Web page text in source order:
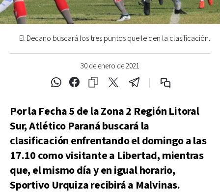
30 de enero de 2021
El Decano buscará los tres puntos que le den la clasificación.
Por la Fecha 5 de la Zona 2 Región Litoral
Sur, Atlético Paraná buscará la
clasificación enfrentando el domingo a las
17.10 como visitante a Libertad, mientras
que, el mismo día y en igual horario,
Sportivo Urquiza recibirá a Malvinas.